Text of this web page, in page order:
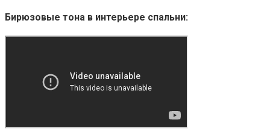
Бирюзовые тона в интерьере спальни: